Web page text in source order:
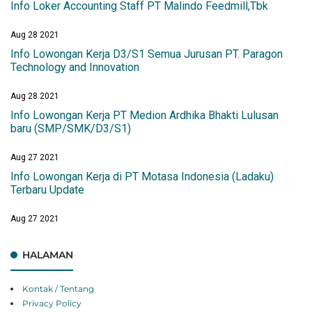
Info Loker Accounting Staff PT Malindo Feedmill,Tbk
Aug 28 2021
Info Lowongan Kerja D3/S1 Semua Jurusan PT. Paragon
Technology and Innovation
Aug 28 2021
Info Lowongan Kerja PT Medion Ardhika Bhakti Lulusan
baru (SMP/SMK/D3/S1)
Aug 27 2021
Info Lowongan Kerja di PT Motasa Indonesia (Ladaku)
Terbaru Update
Aug 27 2021
HALAMAN
Kontak / Tentang
Privacy Policy